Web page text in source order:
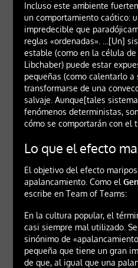
Incluso este ambiente
un comportamiento caótico:
impredecible que
reglas «ordenadas». …[Un]
estable (como en la célula de
Libchaber) puede estar
pequeñas (como calentarlo a
transformarse de una
salvaje. Aunque[tales
fenómenos deterministas,
cómo se comportarán con el
Lo que el efecto
El objetivo del efecto
apalancamiento. Como el
escribe en Team of Teams:
En la cultura popular, el
casi siempre mal utilizado.
sinónimo de
pequeña que tiene un gran
de que, al igual que una